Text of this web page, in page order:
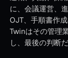
に、会議運営、
OJT、手順書作
Twinはその管理
し、最後の判断